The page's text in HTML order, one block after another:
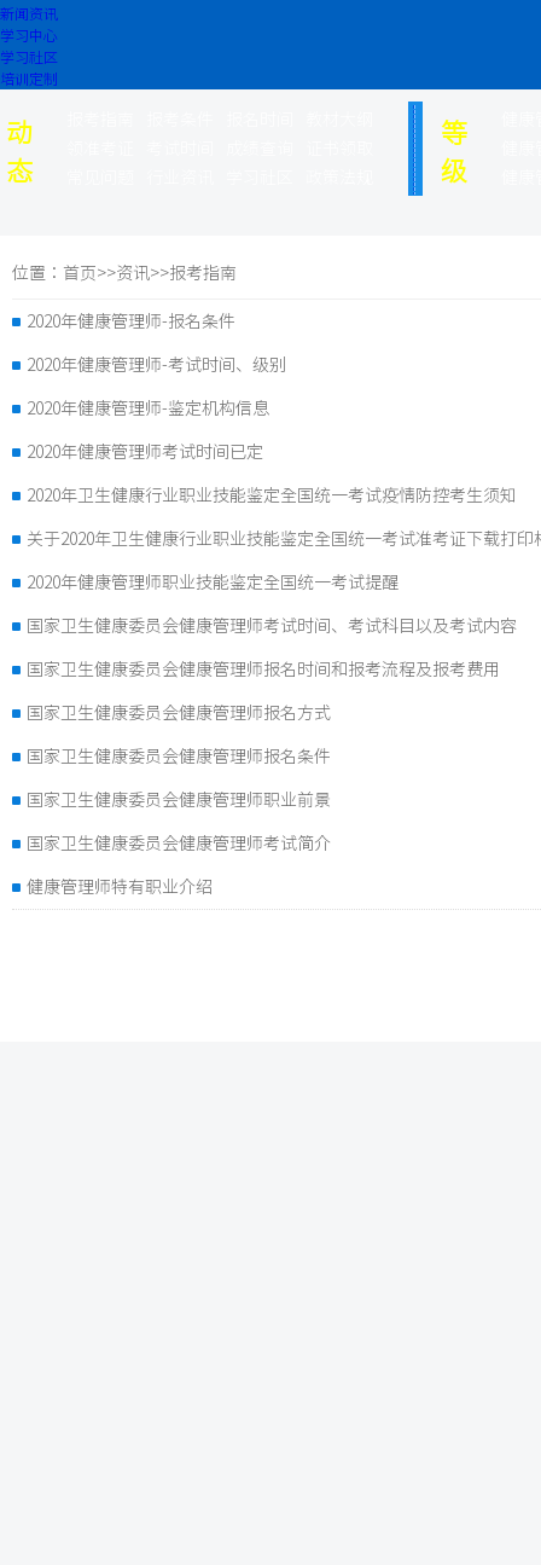
新闻资讯
学习中心
学习社区
培训定制
动
态
等
级
位置： 首页 >>资讯>>报考指南
2020年健康管理师-报名条件
2020年健康管理师-考试时间、级别
2020年健康管理师-鉴定机构信息
2020年健康管理师考试时间已定
2020年卫生健康行业职业技能鉴定全国统一考试疫情防控考生须知
关于2020年卫生健康行业职业技能鉴定全国统一考试准考证下载打印
2020年健康管理师职业技能鉴定全国统一考试提醒
国家卫生健康委员会健康管理师考试时间、考试科目以及考试内容
国家卫生健康委员会健康管理师报名时间和报考流程及报考费用
国家卫生健康委员会健康管理师报名方式
国家卫生健康委员会健康管理师报名条件
国家卫生健康委员会健康管理师职业前景
国家卫生健康委员会健康管理师考试简介
健康管理师特有职业介绍